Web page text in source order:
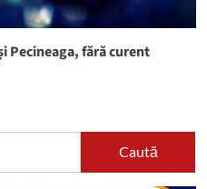
Pecineaga, fără curent